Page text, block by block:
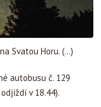
Svatou Horu. (...)
autobusu č. 129
v 18.44).